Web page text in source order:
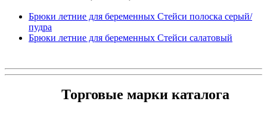
Брюки летние для беременных Стейси полоска серый/
пудра
Брюки летние для беременных Стейси салатовый
Торговые марки каталога